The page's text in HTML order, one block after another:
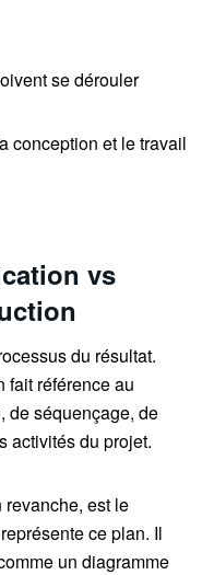
se dérouler
conception et le travail
vs
du résultat.
fait référence au
de séquençage, de
activités du projet.
est le
ce plan. Il
un diagramme